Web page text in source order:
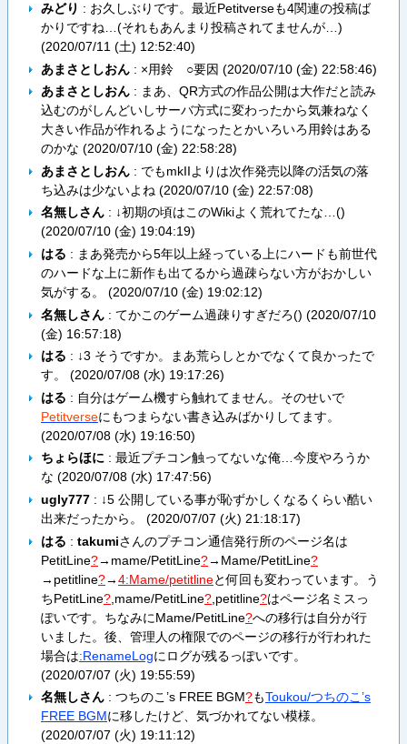
みどり : お久しぶりです。最近Petitverseも4関連の投稿ば
かりですね…(それもあんまり投稿されてませんが…)
(2020/07/11 (土) 12:52:40)
あまさとしおん: ×用鈴 ○要因 (2020/07/10 (金) 22:58:46)
あまさとしおん: まあ、QR方式の作品公開は大作だと読み
込むのがしんどいしサーバ方式に変わったから気兼ねなく
大きい作品が作れるようになったとかいろいろ用鈴はある
のかな (2020/07/10 (金) 22:58:28)
あまさとしおん: でもmkIIよりは次作発売以降の活気の落
ち込みは少ないよね (2020/07/10 (金) 22:57:08)
名無しさん: ↓初期の頃はこのWikiよく荒れてたな…()
(2020/07/10 (金) 19:04:19)
はる : まあ発売から5年以上経っている上にハードも前世代
のハードな上に新作も出てるから過疎らない方がおかしい
気がする。 (2020/07/10 (金) 19:02:12)
名無しさん: てかこのゲーム過疎りすぎだろ() (2020/07/10
(金) 16:57:18)
はる : ↓3 そうですか。まあ荒らしとかでなくて良かったで
す。 (2020/07/08 (水) 19:17:26)
はる : 自分はゲーム機すら触れてません。そのせいで
Petitverseにもつまらない書き込みばかりしてます。
(2020/07/08 (水) 19:16:50)
ちょらほに: 最近プチコン触ってないな俺…今度やろうか
な (2020/07/08 (水) 17:47:56)
ugly777: ↓5 公開している事が恥ずかしくなるくらい酷い
出来だったから。 (2020/07/07 (火) 21:18:17)
はる : takumiさんのプチコン通信発行所のページ名は
PetitLine?→ mame/PetitLine?→ Mame/PetitLine?
→ petitline?→4:Mame/petitlineと何回も変わっています。う
ちPetitLine?, mame/PetitLine?, petitline?はページ名ミスっ
ぽいです。ちなみにMame/PetitLine?への移行は自分が行
いました。後、管理人の権限でのページの移行が行われた
場合は:RenameLogにログが残るっぽいです。
(2020/07/07 (火) 19:55:59)
名無しさん: つちのこ’s FREE BGM?もToukou/つちのこ’s
FREE BGMに移したけど、気づかれてない模様。
(2020/07/07 (火) 19:11:12)